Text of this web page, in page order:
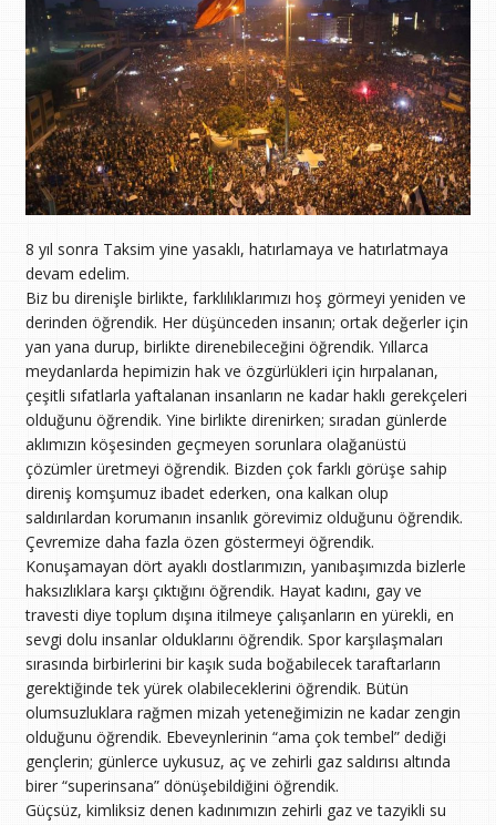
8 yıl sonra Taksim yine yasaklı, hatırlamaya ve hatırlatmaya
devam edelim.
Biz bu direnişle birlikte, farklılıklarımızı hoş görmeyi yeniden ve
derinden öğrendik. Her düşünceden insanın; ortak değerler için
yan yana durup, birlikte direnebileceğini öğrendik. Yıllarca
meydanlarda hepimizin hak ve özgürlükleri için hırpalanan,
çeşitli sıfatlarla yaftalanan insanların ne kadar haklı gerekçeleri
olduğunu öğrendik. Yine birlikte direnirken; sıradan günlerde
aklımızın köşesinden geçmeyen sorunlara olağanüstü
çözümler üretmeyi öğrendik. Bizden çok farklı görüşe sahip
direniş komşumuz ibadet ederken, ona kalkan olup
saldırılardan korumanın insanlık görevimiz olduğunu öğrendik.
Çevremize daha fazla özen göstermeyi öğrendik.
Konuşamayan dört ayaklı dostlarımızın, yanıbaşımızda bizlerle
haksızlıklara karşı çıktığını öğrendik. Hayat kadını, gay ve
travesti diye toplum dışına itilmeye çalışanların en yürekli, en
sevgi dolu insanlar olduklarını öğrendik. Spor karşılaşmaları
sırasında birbirlerini bir kaşık suda boğabilecek taraftarların
gerektiğinde tek yürek olabileceklerini öğrendik. Bütün
olumsuzluklara rağmen mizah yeteneğimizin ne kadar zengin
olduğunu öğrendik. Ebeveynlerinin “ama çok tembel” dediği
gençlerin; günlerce uykusuz, aç ve zehirli gaz saldırısı altında
birer “superinsana” dönüşebildiğini öğrendik.
Güçsüz, kimliksiz denen kadınımızın zehirli gaz ve tazyikli su